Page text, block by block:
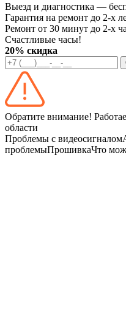
Выезд и диагностика —
Гарантия на ремонт до 2-х
Ремонт от 30 минут до 2-х
Счастливые часы!
20% скидка
Обратите внимание!
области
Проблемы с видеосигналом
проблемыПрошивкаЧто